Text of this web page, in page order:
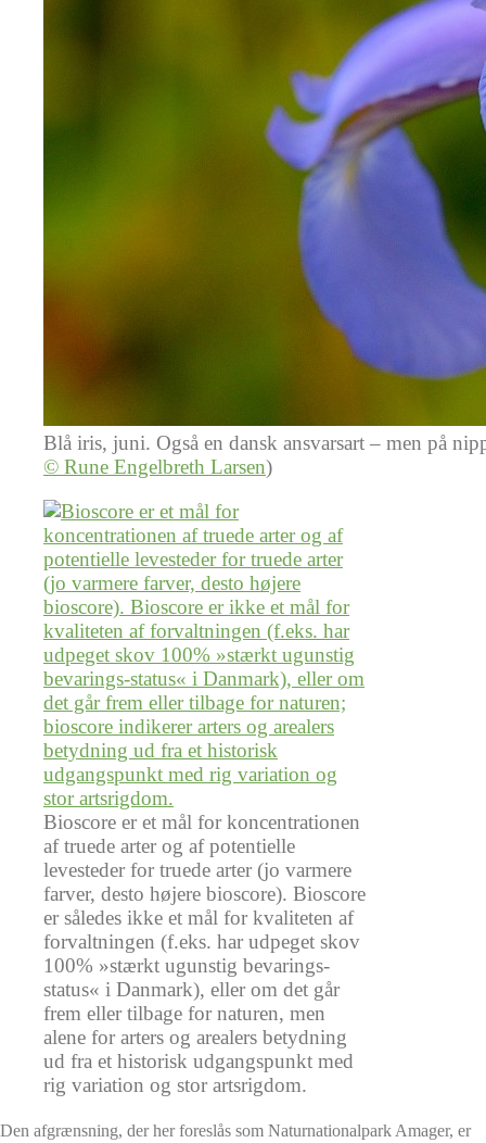
Blå iris, juni. Også en dansk ansvarsart – men på
© Rune Engelbreth Larsen)
Bioscore er et mål for koncentrationen
af truede arter og af potentielle
levesteder for truede arter (jo varmere
farver, desto højere bioscore). Bioscore
er således ikke et mål for kvaliteten af
forvaltningen (f.eks. har udpeget skov
100% »stærkt ugunstig bevarings-
status« i Danmark), eller om det går
frem eller tilbage for naturen, men
alene for arters og arealers betydning
ud fra et historisk udgangspunkt med
rig variation og stor artsrigdom.
Den afgrænsning, der her foreslås som Naturnationalpark Amager, er